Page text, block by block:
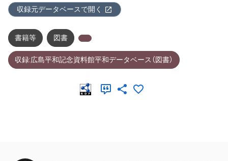
収録元データベースで開く
書籍等 図書
収録:広島平和記念資料館平和データベース（図書）